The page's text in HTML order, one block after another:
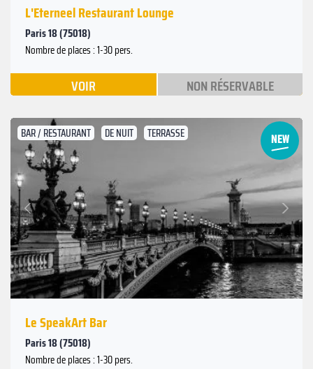
L'Eterneel Restaurant Lounge
Paris 18 (75018)
Nombre de places : 1-30 pers.
VOIR NON RÉSERVABLE
BAR / RESTAURANT DE NUIT TERRASSE
Précédent
Suivant
Le SpeakArt Bar
Paris 18 (75018)
Nombre de places : 1-30 pers.